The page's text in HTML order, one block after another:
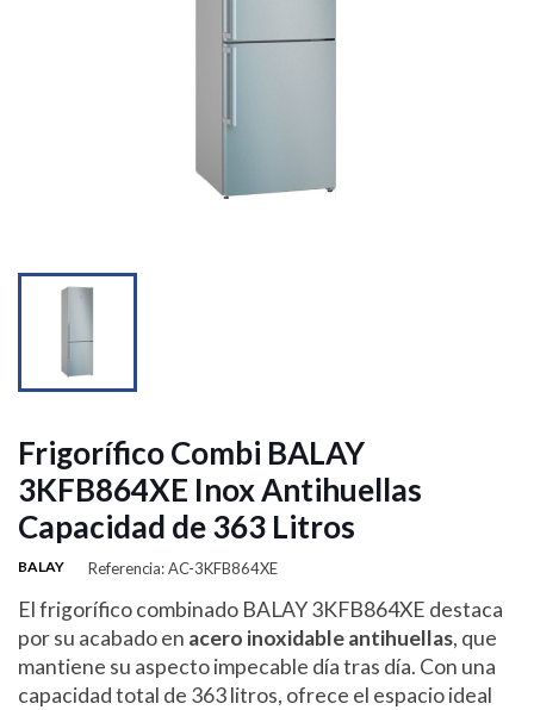
Frigorífico Combi BALAY
3KFB864XE Inox Antihuellas
Capacidad de 363 Litros
BALAY Referencia: AC-3KFB864XE
El frigorífico combinado BALAY 3KFB864XE destaca
por su acabado en acero inoxidable antihuellas, que
mantiene su aspecto impecable día tras día. Con una
capacidad total de 363 litros, ofrece el espacio ideal